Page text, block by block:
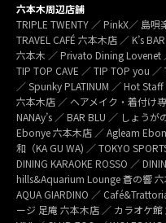
六本木周辺店舗
TRIPLE TWENTY ／ PinkX／ 島
TRAVEL CAFÉ 六本木店 ／ K’s
六本木 ／ Privato Dining Lovenet
TIP TOP CAVE ／ TIP TOP you
／ Spunky PLATINUM ／ Hot
六本木店 ／ ヘアメイク・着付け
NANAy’s ／ BAR BLU ／ しょう
Ebonye 六本木店 ／ Agleam
和（KA GU WA) ／ TOKYO
DINING KARAOKE ROSSO ／
hills&Aquarium Lounge 蒼の響
AQUA GIARDINO ／
ージ 足庵 六本木店 ／ カラオケ